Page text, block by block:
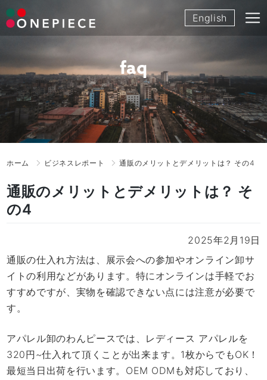
Skip
to
English
faq
ホーム ビジネスレポート 通販のメリットとデメリットは？ その4
通販のメリットとデメリットは？ そ
の4
2025年2月19日
通販の仕入れ方法は、展示会への参加やオンライン卸サ
イトの利用などがあります。特にオンラインは手軽でお
すすめですが、実物を確認できない点には注意が必要で
す。
アパレル卸のわんピースでは、レディース アパレルを
320円~仕入れて頂くことが出来ます。1枚からでもOK！
最短当日出荷を行います。OEM ODMも対応しており、